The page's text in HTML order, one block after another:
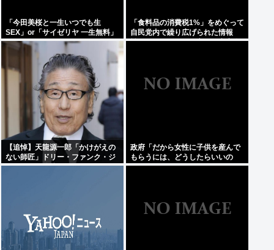
「今田美桜と一生いつでも生
SEX」or「サイゼリヤ 一生無料」
www
「食料品の消費税1%」をめぐって
自民党内で繰り広げられた情報
戦…！ウソまで飛び交った密室会
【追悼】天龍源一郎「かけがえの
ない師匠」ドリー・ファンク・ジ
ュニアさん追悼
政府「だから女性に子供を産んで
もらうには、どうしたらいいの
よ;;」